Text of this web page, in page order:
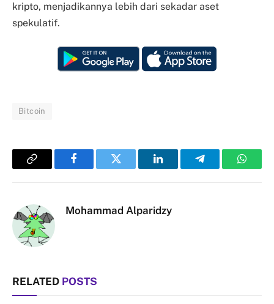
kripto, menjadikannya lebih dari sekadar aset
spekulatif.
Bitcoin
Copy
FacebookTwitter LinkedInTelegram
Mohammad Alparidzy
RELATED POSTS